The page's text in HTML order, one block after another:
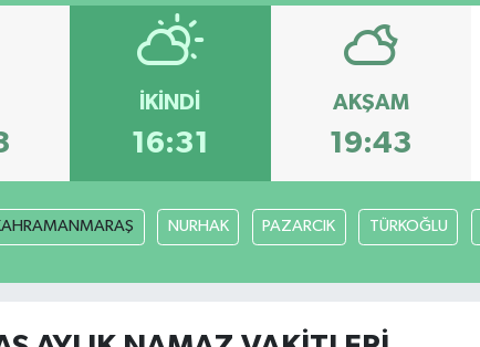
İKINDI
16:31
AKŞAM
19:43
NURHAK PAZARCIK TÜRKOĞLU